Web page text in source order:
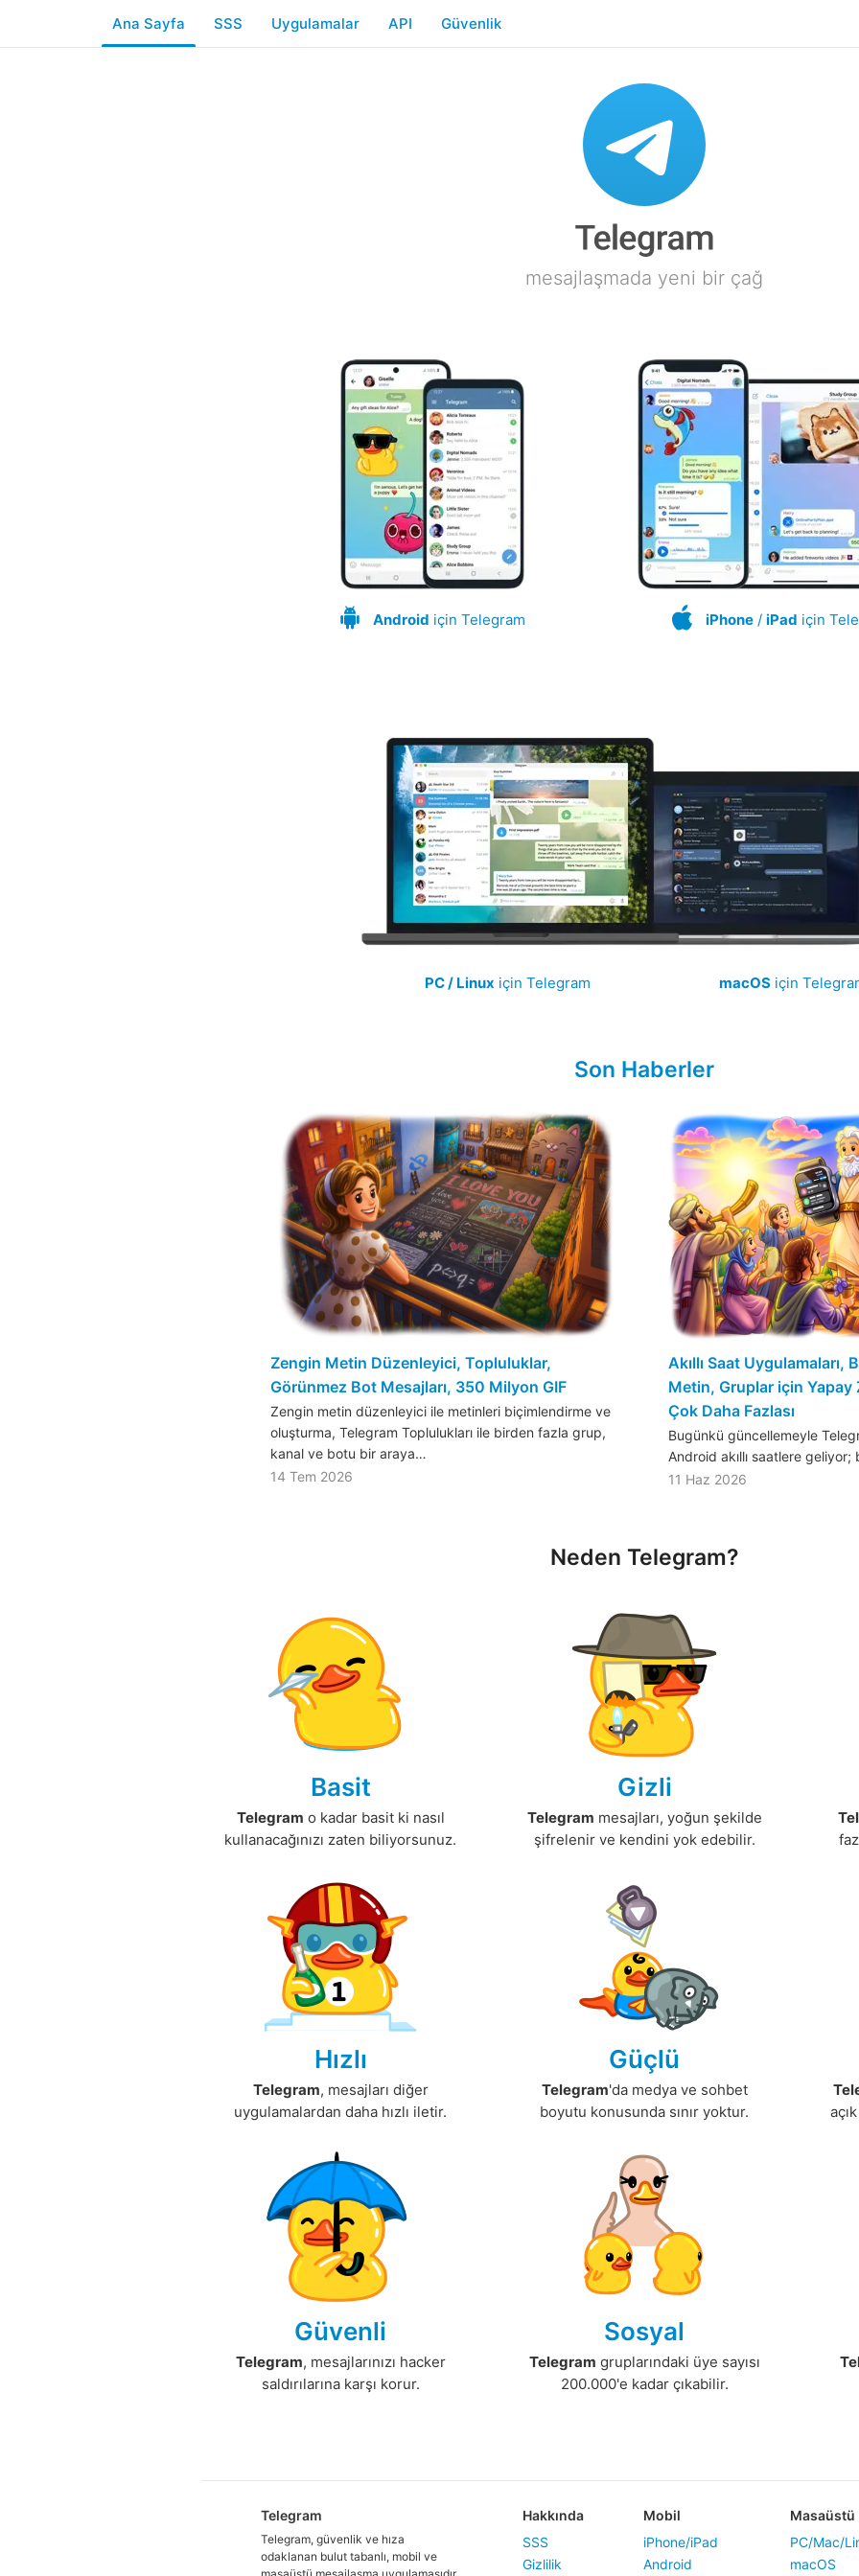
Ana Sayfa SSS Uygulamalar API Güvenlik
mesajlaşmada yeni bir çağ
Android için Telegram iPhone /iPad için
PC / Linux için Telegram macOSiçin
Son Haberler
Zengin Metin Düzenleyici, Topluluklar,
Görünmez Bot Mesajları, 350 Milyon GIF
Zengin metin düzenleyici ile metinleri biçimlendirme ve
oluşturma, Telegram Toplulukları ile birden fazla grup,
kanal ve botu bir araya…
14 Tem 2026
Akıllı Saat Uygulamaları,
Metin, Gruplar için Yapay
Çok Daha Fazlası
Bugünkü güncellemeyle
Android akıllı saatlere
11 Haz 2026
Neden Telegram?
Basit
Telegram o kadar basit ki nasıl
kullanacağınızı zaten biliyorsunuz.
Gizli
Telegram mesajları, yoğun şekilde
şifrelenir ve kendini yok edebilir.
Hızlı
Telegram, mesajları diğer
uygulamalardan daha hızlı iletir.
Güçlü
Telegram'da medya ve sohbet
boyutu konusunda sınır yoktur.
Güvenli
Telegram, mesajlarınızı hacker
saldırılarına karşı korur.
Sosyal
Telegram gruplarındaki üye sayısı
200.000'e kadar çıkabilir.
Telegram
Telegram, güvenlik ve hıza
odaklanan bulut tabanlı, mobil ve
Hakkında
SSS
Gizlilik
Mobil
iPhone/iPad
Android
Masaüstü
PC/Mac/
macOS